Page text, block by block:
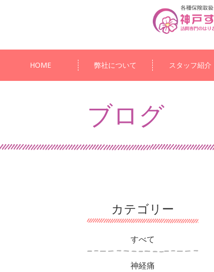
HOME 弊社について スタッフ紹介
ブログ
カテゴリー
すべて
神経痛